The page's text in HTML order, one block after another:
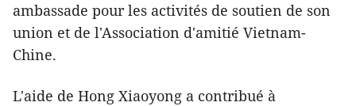
ambassade pour les activités de soutien de son
union et de l'Association d'amitié Vietnam-
Chine.
L'aide de Hong Xiaoyong a contribué à